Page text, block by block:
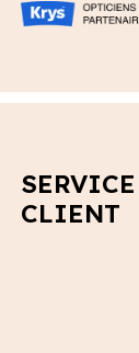
SERVICE
CLIENT